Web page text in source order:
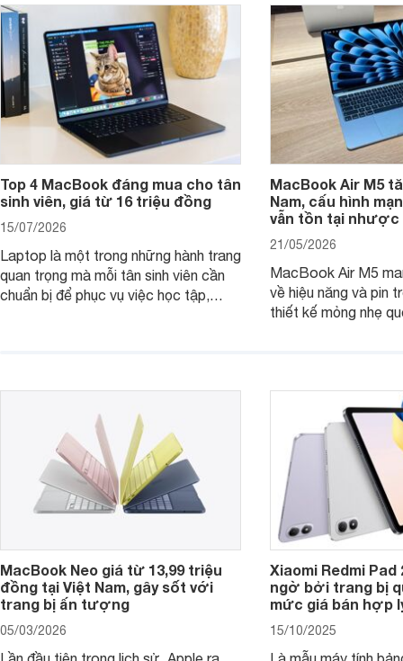
Top 4 MacBook đáng mua cho tân
sinh viên, giá từ 16 triệu đồng
15/07/2026
Laptop là một trong những hành trang
quan trọng mà mỗi tân sinh viên cần
chuẩn bị để phục vụ việc học tập,
MacBook đáng cân nhắc dành cho
MacBook Air M5
Nam, cấu hình
vẫn tồn tại nhược
21/05/2026
MacBook Air M5
về hiệu năng và pin
thiết kế mỏng nhẹ
MacBook Neo giá từ 13,99 triệu
đồng tại Việt Nam, gây sốt với
trang bị ấn tượng
05/03/2026
Xiaomi Redmi Pad
ngờ bởi trang bị
mức giá bán hợp
15/10/2025